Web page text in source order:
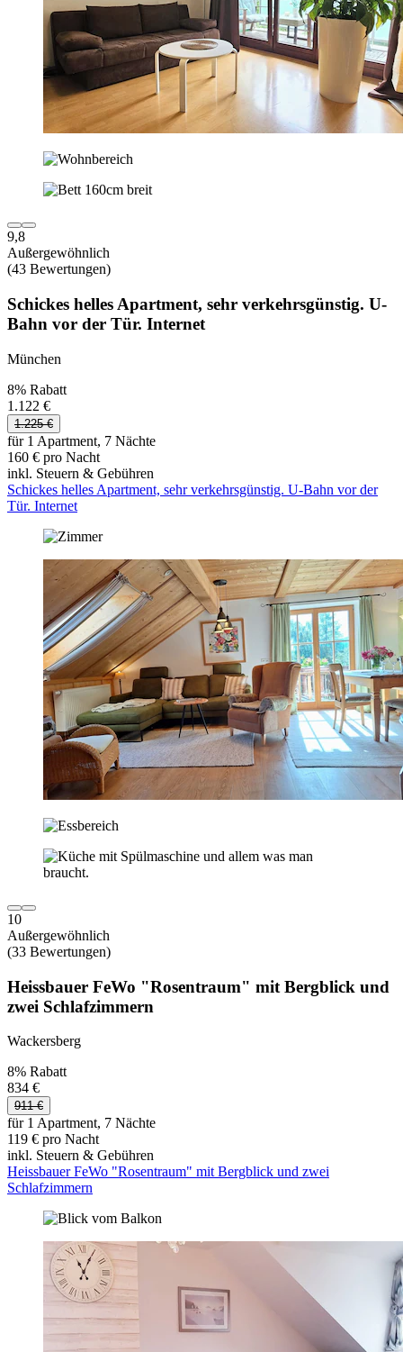
9,8
Außergewöhnlich
(43 Bewertungen)
Schickes helles Apartment, sehr verkehrsgünstig. U-
Bahn vor der Tür. Internet
München
8% Rabatt
1.122 €
1.225 €
für 1 Apartment, 7 Nächte
160 € pro Nacht
inkl. Steuern & Gebühren
Schickes helles Apartment, sehr verkehrsgünstig. U-Bahn vor der
Tür. Internet
10
Außergewöhnlich
(33 Bewertungen)
Heissbauer FeWo "Rosentraum" mit Bergblick und
zwei Schlafzimmern
Wackersberg
8% Rabatt
834 €
911 €
für 1 Apartment, 7 Nächte
119 € pro Nacht
inkl. Steuern & Gebühren
Heissbauer FeWo "Rosentraum" mit Bergblick und zwei
Schlafzimmern